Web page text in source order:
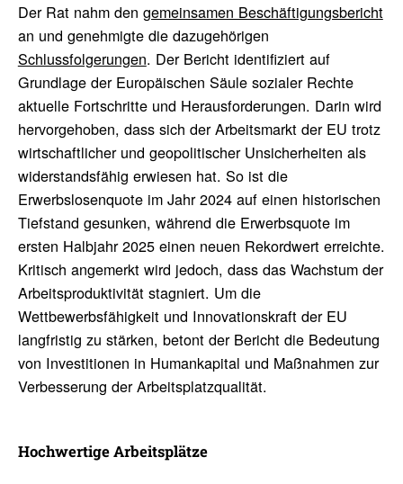
Der Rat nahm den gemeinsamen Beschäftigungsbericht
an und genehmigte die dazugehörigen
Schlussfolgerungen. Der Bericht identifiziert auf
Grundlage der Europäischen Säule sozialer Rechte
aktuelle Fortschritte und Herausforderungen. Darin wird
hervorgehoben, dass sich der Arbeitsmarkt der EU trotz
wirtschaftlicher und geopolitischer Unsicherheiten als
widerstandsfähig erwiesen hat. So ist die
Erwerbslosenquote im Jahr 2024 auf einen historischen
Tiefstand gesunken, während die Erwerbsquote im
ersten Halbjahr 2025 einen neuen Rekordwert erreichte.
Kritisch angemerkt wird jedoch, dass das Wachstum der
Arbeitsproduktivität stagniert. Um die
Wettbewerbsfähigkeit und Innovationskraft der EU
langfristig zu stärken, betont der Bericht die Bedeutung
von Investitionen in Humankapital und Maßnahmen zur
Verbesserung der Arbeitsplatzqualität.
Hoch­wer­tige Arbeits­plätze